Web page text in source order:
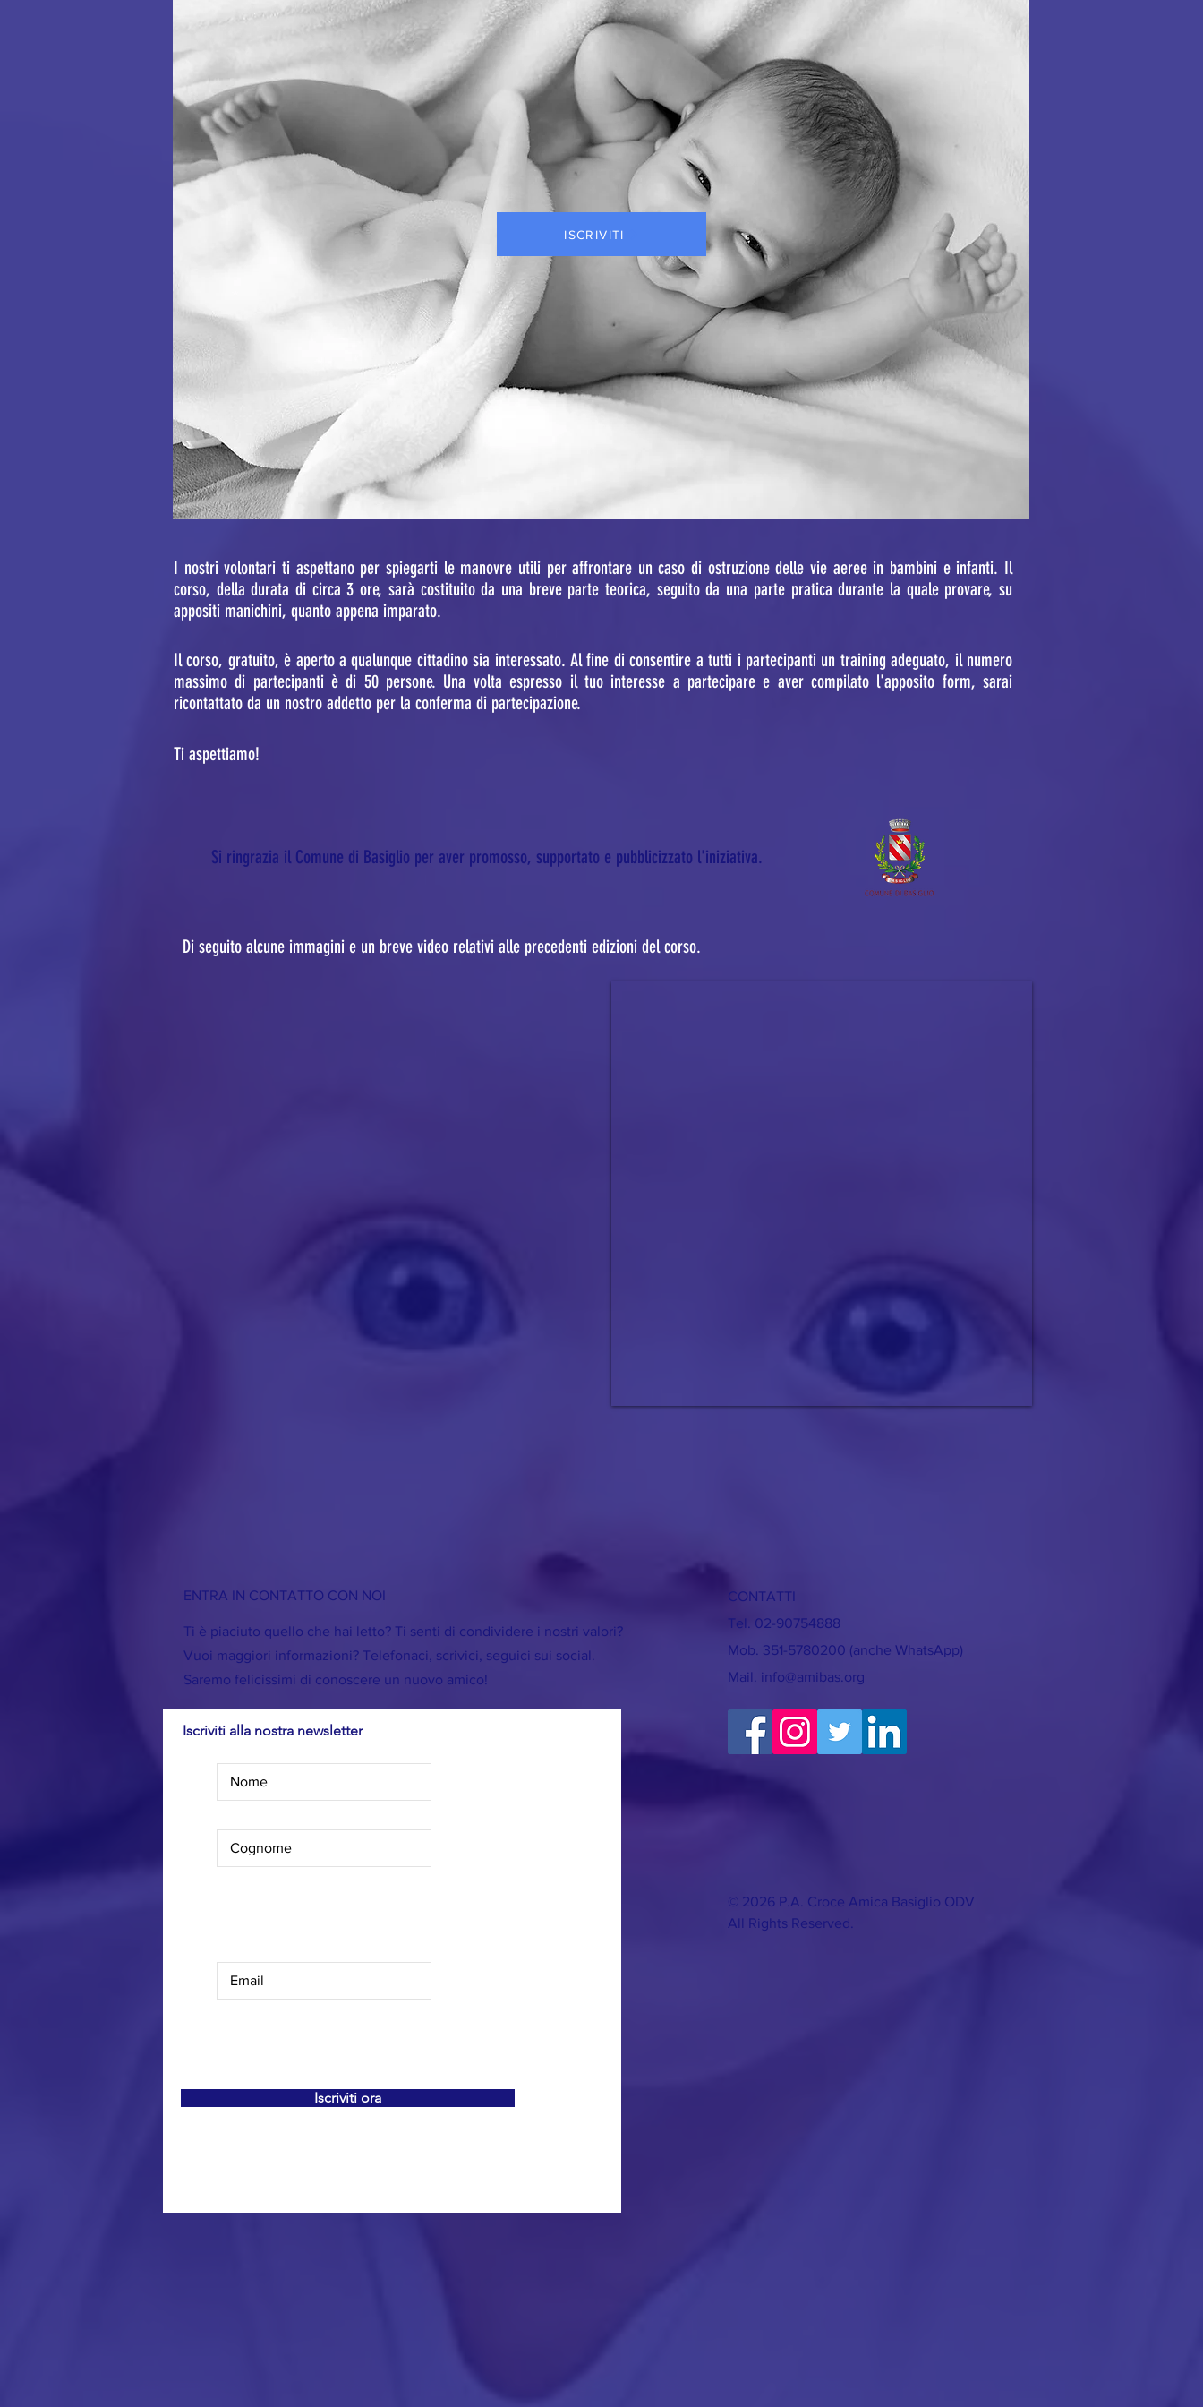
P
E
R
A
I
2
0
ISCRIVITI
I nostri volontari ti aspettano per spiegarti le manovre utili per affrontare un caso di ostruzione delle vie aeree in bambini e infanti. Il
corso, della durata di circa 3 ore, sarà costituito da una breve parte teorica, seguito da una parte pratica durante la quale provare, su
appositi manichini, quanto appena imparato.
Il corso, gratuito, è aperto a qualunque cittadino sia interessato. Al fine di consentire a tutti i partecipanti un training adeguato, il numero
massimo di partecipanti è di 50 persone. Una volta espresso il tuo interesse a partecipare e aver compilato l'apposito form, sarai
ricontattato da un nostro addetto per la conferma di partecipazione.
Ti aspettiamo!
Si ringrazia il Comune di Basiglio per aver promosso, supportato e pubblicizzato l'iniziativa.
Di seguito alcune immagini e un breve video relativi alle precedenti edizioni del corso.
ENTRA IN CONTATTO CON NOI
Ti è piaciuto quello che hai letto? Ti senti di condividere i nostri valori?
Vuoi maggiori informazioni? Telefonaci, scrivici, seguici sui social.
Saremo felicissimi di conoscere un nuovo amico!
Iscriviti alla nostra newsletter
Iscriviti ora
CONTATTI
Tel. 02-90754888
Mob. 351-5780200 (anche WhatsApp)
Mail. info@amibas.org
© 2026 P.A. Croce Amica Basiglio ODV
All Rights Reserved.